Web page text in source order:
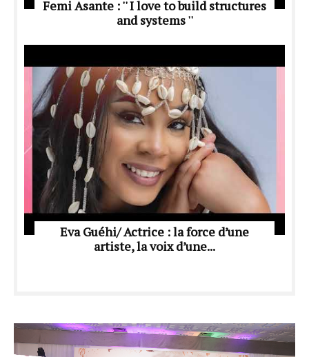
Femi Asante : '' I love to build structures
and systems ''
Eva Guéhi/ Actrice : la force d’une
artiste, la voix d’une...